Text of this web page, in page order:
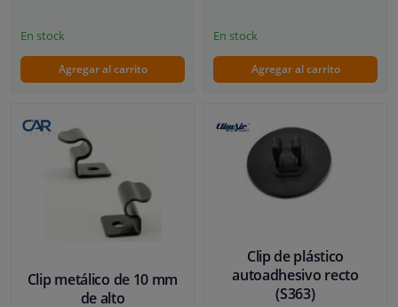
En stock
Agregar al carrito
En stock
Agregar al carrito
Clip metálico de 10 mm
de alto
Clip de plástico
autoadhesivo recto
(S363)